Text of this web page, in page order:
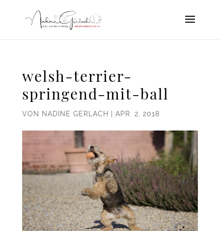
welsh-terrier-
springend-mit-ball
VON NADINE GERLACH APR. 2, 2018